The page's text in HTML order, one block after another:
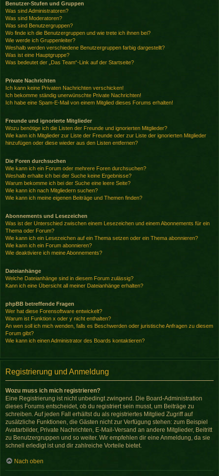
Benutzer-Stufen und Gruppen
Was sind Administratoren?
Was sind Moderatoren?
Was sind Benutzergruppen?
Wo finde ich die Benutzergruppen und wie trete ich ihnen bei?
Wie werde ich Gruppenleiter?
Weshalb werden verschiedene Benutzergruppen farbig dargestellt?
Was ist eine Hauptgruppe?
Was bedeutet der „Das Team“-Link auf der Startseite?
Private Nachrichten
Ich kann keine Privaten Nachrichten verschicken!
Ich bekomme ständig unerwünschte Private Nachrichten!
Ich habe eine Spam-E-Mail von einem Mitglied dieses Forums erhalten!
Freunde und ignorierte Mitglieder
Wozu benötige ich die Listen der Freunde und ignorierten Mitglieder?
Wie kann ich Mitglieder zur Liste der Freunde oder zur Liste der ignorierten Mitglieder
hinzufügen oder diese wieder aus den Listen entfernen?
Die Foren durchsuchen
Wie kann ich ein Forum oder mehrere Foren durchsuchen?
Weshalb erhalte ich bei der Suche keine Ergebnisse?
Warum bekomme ich bei der Suche eine leere Seite?
Wie kann ich nach Mitgliedern suchen?
Wie kann ich meine eigenen Beiträge und Themen finden?
Abonnements und Lesezeichen
Was ist der Unterschied zwischen einem Lesezeichen und einem Abonnements für ein
Thema oder Forum?
Wie kann ich ein Lesezeichen auf ein Thema setzen oder ein Thema abonnieren?
Wie kann ich ein Forum abonnieren?
Wie deaktiviere ich meine Abonnements?
Dateianhänge
Welche Dateianhänge sind in diesem Forum zulässig?
Kann ich eine Übersicht all meiner Dateianhänge erhalten?
phpBB betreffende Fragen
Wer hat diese Forensoftware entwickelt?
Warum ist Funktion x oder y nicht enthalten?
An wen soll ich mich wenden, falls es Beschwerden oder juristische Anfragen zu diesem
Forum gibt?
Wie kann ich einen Administrator des Boards kontaktieren?
Registrierung und Anmeldung
Wozu muss ich mich registrieren?
Eine Registrierung ist nicht unbedingt zwingend. Die Board-Administration
dieses Forums entscheidet, ob du registriert sein musst, um Beiträge zu
schreiben. Auf jeden Fall erhältst du als registriertes Mitglied Zugriff auf
zusätzliche Funktionen, die Gästen nicht zur Verfügung stehen: zum Beispiel
Avatarbilder, Private Nachrichten, E-Mail-Versand an andere Mitglieder, Beitritt
zu Benutzergruppen und so weiter. Wir empfehlen dir eine Anmeldung, da sie
schnell erledigt ist und dir zahlreiche Vorteile bietet.
Nach oben